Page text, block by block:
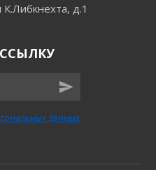
К.Либкнехта, д.1
данных